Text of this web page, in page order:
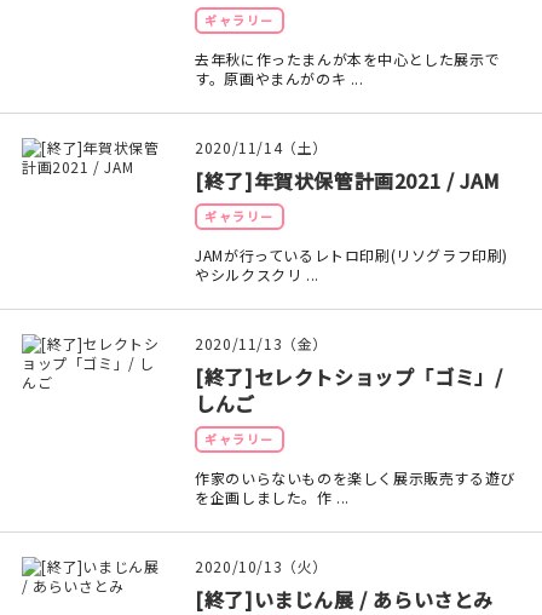
ギャラリー
マイアカウント
ギャラリー
去年秋に作ったまんが本を中心とした展示で
す。原画やまんがのキ ...
2020/11/14（土）
[終了]年賀状保管計画2021 / JAM
ギャラリー
JAMが行っているレトロ印刷(リソグラフ印刷)
やシルクスクリ ...
2020/11/13（金）
[終了]セレクトショップ「ゴミ」/
しんご
ギャラリー
作家のいらないものを楽しく展示販売する遊び
を企画しました。作 ...
2020/10/13（火）
[終了]いまじん展 / あらいさとみ